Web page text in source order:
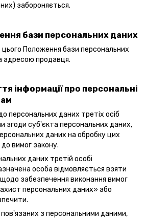
забороняється.
бази персональних даних
цього Положення бази персональних
адресою продавця.
інформації про персональні
персональних даних третіх осіб
згоди суб'єкта персональних даних,
даних на обробку цих
вимог закону.
даних третій особі
особа відмовляється взяти
забезпечення виконання вимог
персональних даних» або
з персональними даними,